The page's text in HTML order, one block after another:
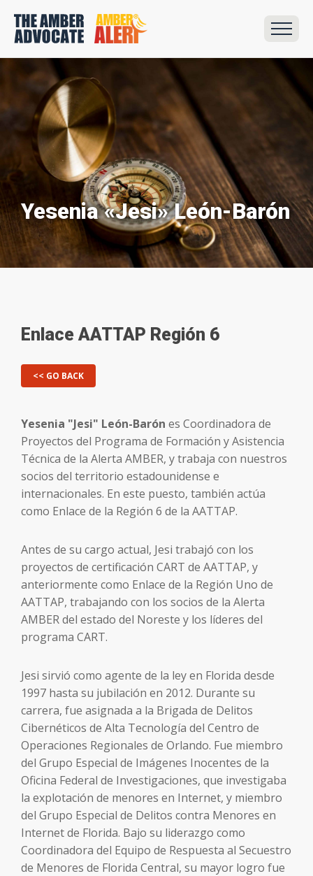
Yesenia «Jesi» León-Barón
Enlace AATTAP Región 6
<< GO BACK
Yesenia "Jesi" León-Barón es Coordinadora de
Proyectos del Programa de Formación y Asistencia
Técnica de la Alerta AMBER, y trabaja con nuestros
socios del territorio estadounidense e
internacionales. En este puesto, también actúa
como Enlace de la Región 6 de la AATTAP.
Antes de su cargo actual, Jesi trabajó con los
proyectos de certificación CART de AATTAP, y
anteriormente como Enlace de la Región Uno de
AATTAP, trabajando con los socios de la Alerta
AMBER del estado del Noreste y los líderes del
programa CART.
Jesi sirvió como agente de la ley en Florida desde
1997 hasta su jubilación en 2012. Durante su
carrera, fue asignada a la Brigada de Delitos
Cibernéticos de Alta Tecnología del Centro de
Operaciones Regionales de Orlando. Fue miembro
del Grupo Especial de Imágenes Inocentes de la
Oficina Federal de Investigaciones, que investigaba
la explotación de menores en Internet, y miembro
del Grupo Especial de Delitos contra Menores en
Internet de Florida. Bajo su liderazgo como
Coordinadora del Equipo de Respuesta al Secuestro
de Menores de Florida Central, su mayor logro fue